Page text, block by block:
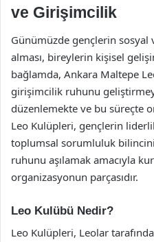
ve Girişimcilik
Günümüzde gençlerin
alması, bireylerin kişisel
bağlamda, Ankara Maltepe
girişimcilik ruhunu
düzenlemekte ve bu süreçte
Leo Kulüpleri, gençlerin
toplumsal sorumluluk
ruhunu aşılamak amacıyla
organizasyonun parçasıdır.
Leo Kulübü Nedir?
Leo Kulüpleri, Leolar